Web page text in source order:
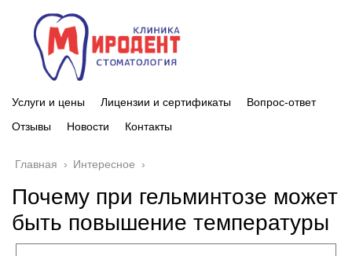
Услуги и цены Лицензии и сертификаты
Вопрос-ответ
Отзывы
Новости Контакты
Главная › Интересное ›
Почему при гельминтозе может
быть повышение температуры